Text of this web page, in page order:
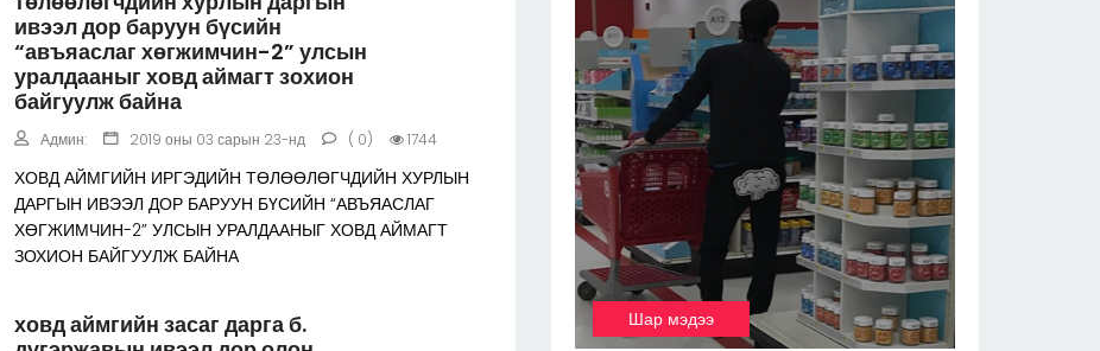
ивээл дор баруун бүсийн
“авъяаслаг хөгжимчин-2” улсын
уралдааныг ховд аймагт зохион
байгуулж байна
Админ: 2019 оны 03 сарын 23-нд ( 0) 1744
ХОВД АЙМГИЙН ИРГЭДИЙН ТӨЛӨӨЛӨГЧДИЙН ХУРЛЫН
ДАРГЫН ИВЭЭЛ ДОР БАРУУН БҮСИЙН “АВЪЯАСЛАГ
ХӨГЖИМЧИН-2” УЛСЫН УРАЛДААНЫГ ХОВД АЙМАГТ
ЗОХИОН БАЙГУУЛЖ БАЙНА
ховд аймгийн засаг дарга б.
Шар мэдээ